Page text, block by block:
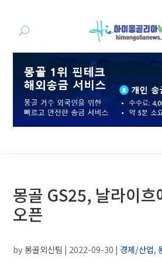
몽골 GS25, 날라이
오픈
by몽골외신팀 | 2022-09-30 | 경제/산업,